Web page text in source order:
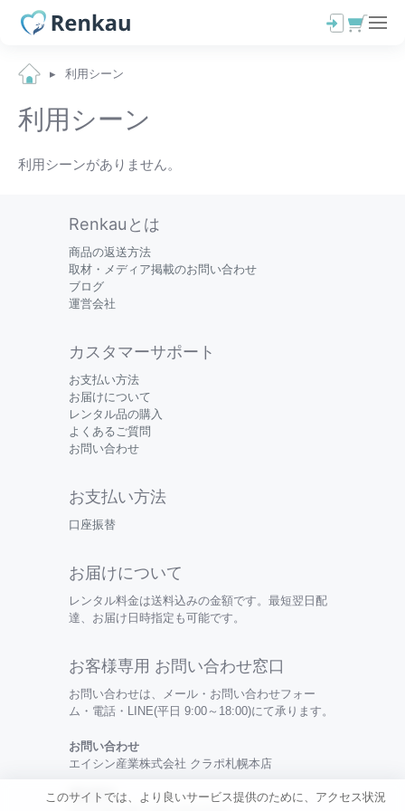
利用シーン
利用シーン
利用シーンがありません。
Renkauとは
商品の返送方法
取材・メディア掲載のお問い合わせ
ブログ
運営会社
カスタマーサポート
お支払い方法
お届けについて
レンタル品の購入
よくあるご質問
お問い合わせ
お支払い方法
口座振替
お届けについて
レンタル料金は送料込みの金額です。最短翌日配
達、お届け日時指定も可能です。
お客様専用 お問い合わせ窓口
お問い合わせは、メール・お問い合わせフォー
ム・電話・LINE(平日 9:00～18:00)にて承ります。
お問い合わせ
エイシン産業株式会社 クラポ札幌本店
電話番号
このサイトでは、より良いサービス提供のために、アクセス状況